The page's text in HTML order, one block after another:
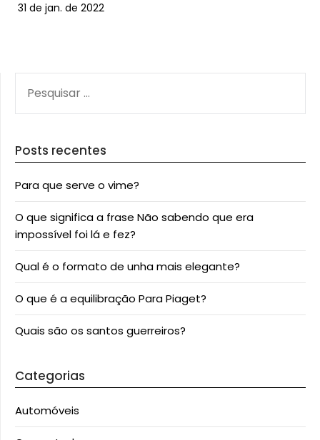
31 de jan. de 2022
POR:
Posts recentes
Para que serve o vime?
O que significa a frase Não sabendo que era
impossível foi lá e fez?
Qual é o formato de unha mais elegante?
O que é a equilibração Para Piaget?
Quais são os santos guerreiros?
Categorias
Automóveis